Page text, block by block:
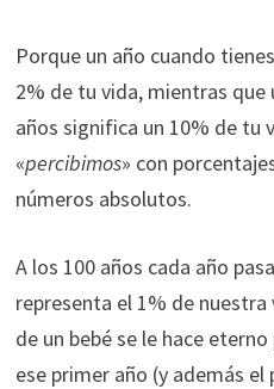
Porque un año cuando
2% de tu vida, mientras que
años significa un 10% de tu
«percibimos» con
números absolutos.
A los 100 años cada año
representa el 1% de
de un bebé se le hace
ese primer año (y además el